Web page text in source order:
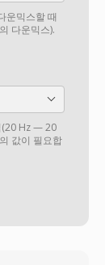
운믹스할 때
다운믹스).
(20 Hz — 20
값이 필요합